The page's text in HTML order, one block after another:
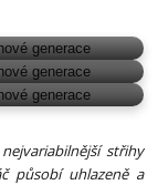
střihy
působí uhlazeně a